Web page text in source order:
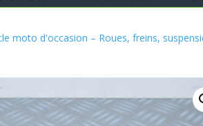
moto d'occasion – Roues, freins,